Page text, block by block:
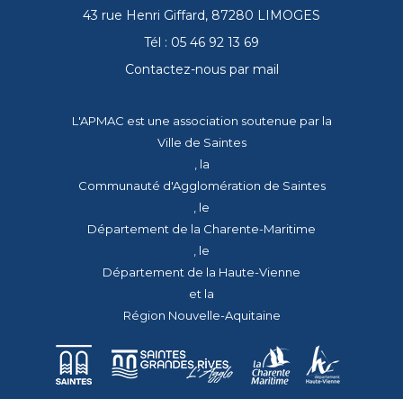
43 rue Henri Giffard, 87280 LIMOGES
Tél : 05 46 92 13 69
Contactez-nous par mail
L'APMAC est une association soutenue par la
Ville de Saintes
, la
Communauté d'Agglomération de Saintes
, le
Département de la Charente-Maritime
, le
Département de la Haute-Vienne
et la
Région Nouvelle-Aquitaine